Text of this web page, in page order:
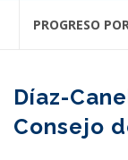
PROGRESO
Díaz-
Consejo